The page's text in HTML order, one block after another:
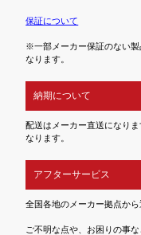
保証について
※一部メーカー保証のない製
なります。
納期について
配送はメーカー直送になり
なります。
アフターサービス
全国各地のメーカー拠点か
ご不明な点や、お困りの事